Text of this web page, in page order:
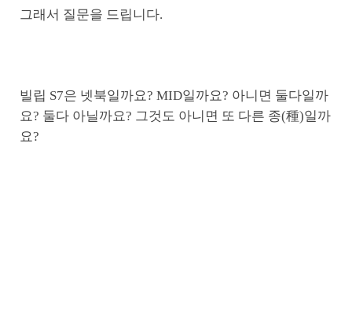
그래서 질문을 드립니다.
빌립 S7은 넷북일까요? MID일까요? 아니면 둘다일까
요? 둘다 아닐까요? 그것도 아니면 또 다른 종(種)일까
요?